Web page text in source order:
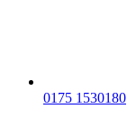
0175 1530180